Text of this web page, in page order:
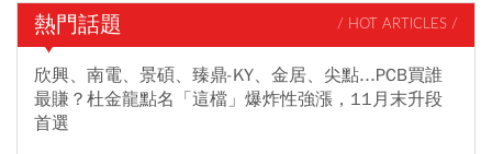
熱門話題 / HOT ARTICLES /
欣興、南電、景碩、臻鼎-KY、金居、尖點...PCB買誰
最賺？杜金龍點名「這檔」爆炸性強漲，11月末升段
首選